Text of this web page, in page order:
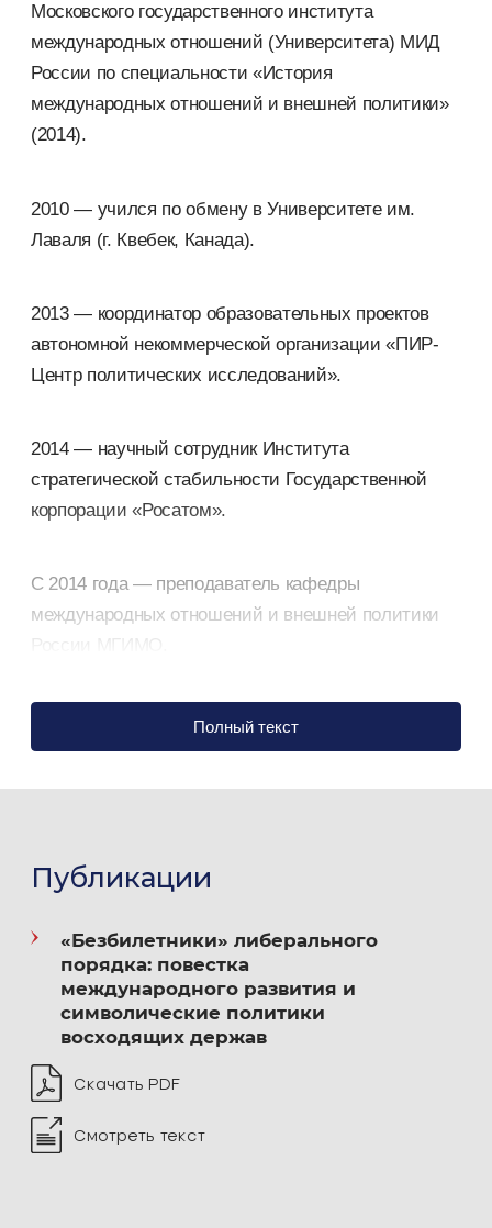
Московского государственного института
международных отношений (Университета) МИД
России по специальности «История
международных отношений и внешней политики»
(2014).
2010 — учился по обмену в Университете им.
Лаваля (г. Квебек, Канада).
2013 — координатор образовательных проектов
автономной некоммерческой организации «ПИР-
Центр политических исследований».
2014 — научный сотрудник Института
стратегической стабильности Государственной
корпорации «Росатом».
С 2014 года — преподаватель кафедры
международных отношений и внешней политики
2018–2021 — аналитик Лаборатории анализа
международных процессов МГИМО.
исследований МГИМО.
Полный текст
Публикации
«Безбилетники» либерального
порядка: повестка
международного развития и
символические политики
восходящих держав
Скачать PDF
Смотреть текст